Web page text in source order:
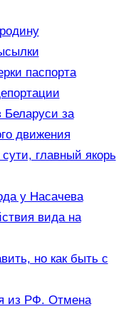
паспорта
за
движения
главный якорь
у Насачева
вида на
но как быть с
из РФ. Отмена